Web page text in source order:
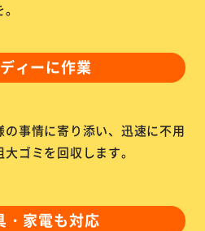
ィーに作業
の事情に寄り添い、迅速に不用
大ゴミを回収します。
・家電も対応